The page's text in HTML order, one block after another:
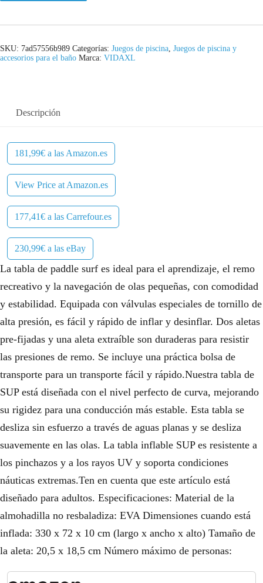
SKU: 7ad57556b989 Categorías: Juegos de piscina, Juegos de piscina y
accesorios para el baño Marca: VIDAXL
Descripción
181,99€ a las Amazon.es
View Price at Amazon.es
177,41€ a las Carrefour.es
230,99€ a las eBay
La tabla de paddle surf es ideal para el aprendizaje, el remo
recreativo y la navegación de olas pequeñas, con comodidad
y estabilidad. Equipada con válvulas especiales de tornillo de
alta presión, es fácil y rápido de inflar y desinflar. Dos aletas
pre-fijadas y una aleta extraíble son duraderas para resistir
las presiones de remo. Se incluye una práctica bolsa de
transporte para un transporte fácil y rápido.Nuestra tabla de
SUP está diseñada con el nivel perfecto de curva, mejorando
su rigidez para una conducción más estable. Esta tabla se
desliza sin esfuerzo a través de aguas planas y se desliza
suavemente en las olas. La tabla inflable SUP es resistente a
los pinchazos y a los rayos UV y soporta condiciones
náuticas extremas.Ten en cuenta que este artículo está
diseñado para adultos. Especificaciones: Material de la
almohadilla no resbaladiza: EVA Dimensiones cuando está
inflada: 330 x 72 x 10 cm (largo x ancho x alto) Tamaño de
la aleta: 20,5 x 18,5 cm Número máximo de personas: